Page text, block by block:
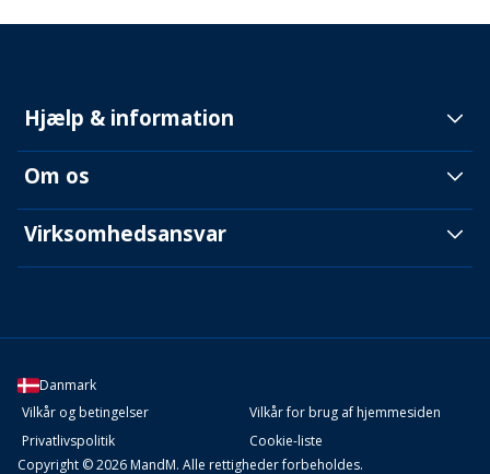
Hjælp & information
Om os
Virksomhedsansvar
Danmark
Vilkår og betingelser
Vilkår for brug af hjemmesiden
Privatlivspolitik
Cookie-liste
Copyright © 2026 MandM. Alle rettigheder forbeholdes.